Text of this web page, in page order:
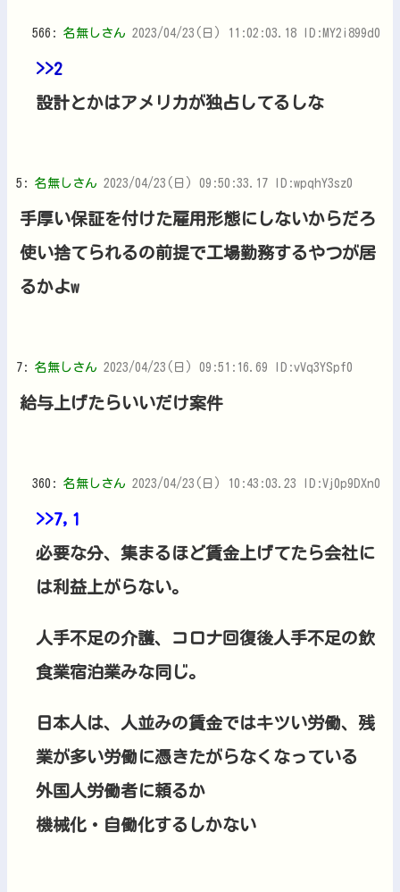
566: 名無しさん 2023/04/23(日) 11:02:03.18 ID:MY2i899d0
>>2
設計とかはアメリカが独占してるしな
5: 名無しさん 2023/04/23(日) 09:50:33.17 ID:wpqhY3sz0
手厚い保証を付けた雇用形態にしないからだろ
使い捨てられるの前提で工場勤務するやつが居
るかよw
7: 名無しさん 2023/04/23(日) 09:51:16.69 ID:vVq3YSpf0
給与上げたらいいだけ案件
360: 名無しさん 2023/04/23(日) 10:43:03.23 ID:Vj0p9DXn0
>>7,1
必要な分、集まるほど賃金上げてたら会社に
は利益上がらない。
人手不足の介護、コロナ回復後人手不足の飲
食業宿泊業みな同じ。
日本人は、人並みの賃金ではキツい労働、残
業が多い労働に憑きたがらなくなっている
外国人労働者に頼るか
機械化・自働化するしかない